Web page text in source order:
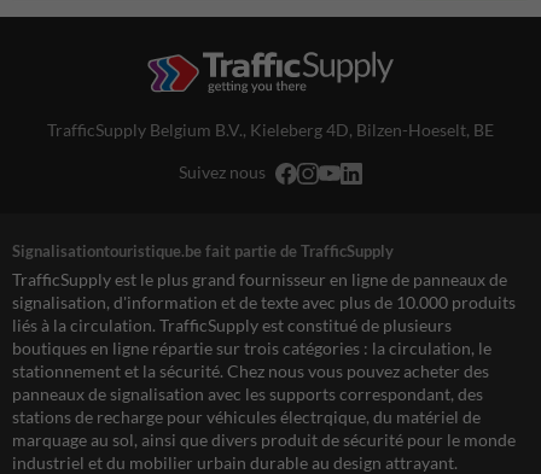
TrafficSupply Belgium B.V., Kieleberg 4D, Bilzen-Hoeselt, BE
Suivez nous
Signalisationtouristique.be fait partie de TrafficSupply
TrafficSupply est le plus grand fournisseur en ligne de panneaux de
signalisation, d'information et de texte avec plus de 10.000 produits
liés à la circulation. TrafficSupply est constitué de plusieurs
boutiques en ligne répartie sur trois catégories : la circulation, le
stationnement et la sécurité. Chez nous vous pouvez acheter des
panneaux de signalisation avec les supports correspondant, des
stations de recharge pour véhicules électrqique, du matériel de
marquage au sol, ainsi que divers produit de sécurité pour le monde
industriel et du mobilier urbain durable au design attrayant.